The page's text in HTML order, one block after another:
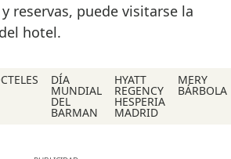
reservas, puede visitarse la
hotel.
DÍA
MUNDIAL
DEL
BARMAN
HYATT
REGENCY
HESPERIA
MADRID
MERY
BÁRBOLA